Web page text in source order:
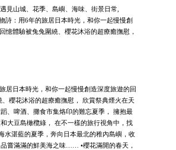
見山城、花季、島嶼、海味、街景日常,
詩：用6年的旅居日本時光，和你一起慢慢創
憶體驗被兔兔圍繞、櫻花沐浴的超療癒撫慰，
居日本時光，和你一起慢慢創造深度旅遊的回
、櫻花沐浴的超療癒撫慰， 欣賞祭典煙火在天
、啤酒、攤食市集烙印的難忘夏季， 擁抱最
大豆島橄欖綠， 在不一樣的旅行視角中，找
水湛藍的夏季，奔向日本最北的稚內島嶼，收
嘗滿滿的鮮美海之味…… •櫻花滿開的春天，